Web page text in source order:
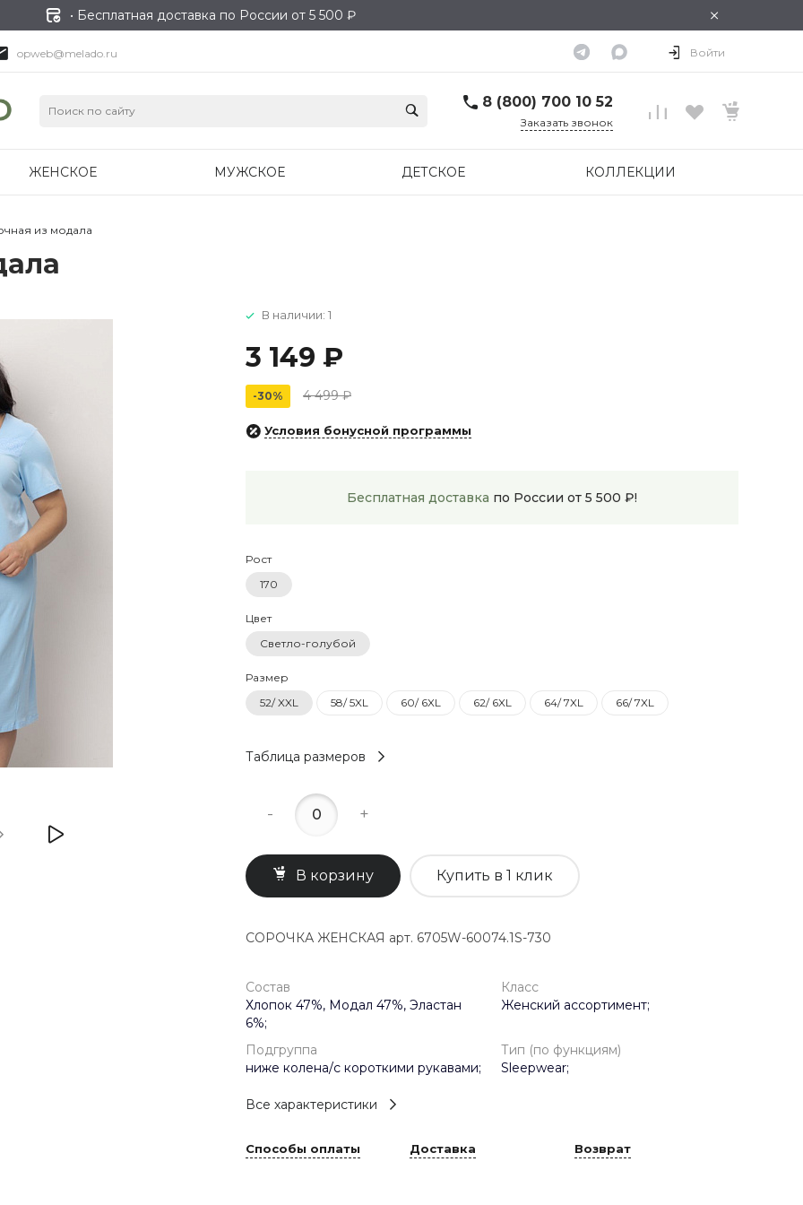
• Бесплатная доставка по России от 5 500 ₽ ×
opweb@melado.ru Войти
8 (800) 700 10 52
Заказать звонок
ЖЕНСКОЕ МУЖСКОЕ ДЕТСКОЕ КОЛЛЕКЦИИ
из модала
В наличии: 1
3 149 ₽
-30% 4 499 ₽
Условия бонусной программы
Бесплатная доставка по России от 5 500 ₽!
Рост
170
Цвет
Светло-голубой
Размер
52/ XXL
58/ 5XL 60/ 6XL 62/ 6XL 64/ 7XL 66/ 7XL
Таблица размеров
- +
В корзину Купить в 1 клик
СОРОЧКА ЖЕНСКАЯ арт. 6705W-60074.1S-730
Состав
Хлопок 47%, Модал 47%, Эластан
6%;
Класс
Женский ассортимент;
Подгруппа
ниже колена/с короткими рукавами;
Тип (по функциям)
Sleepwear;
Все характеристики
Способы оплаты Доставка Возврат